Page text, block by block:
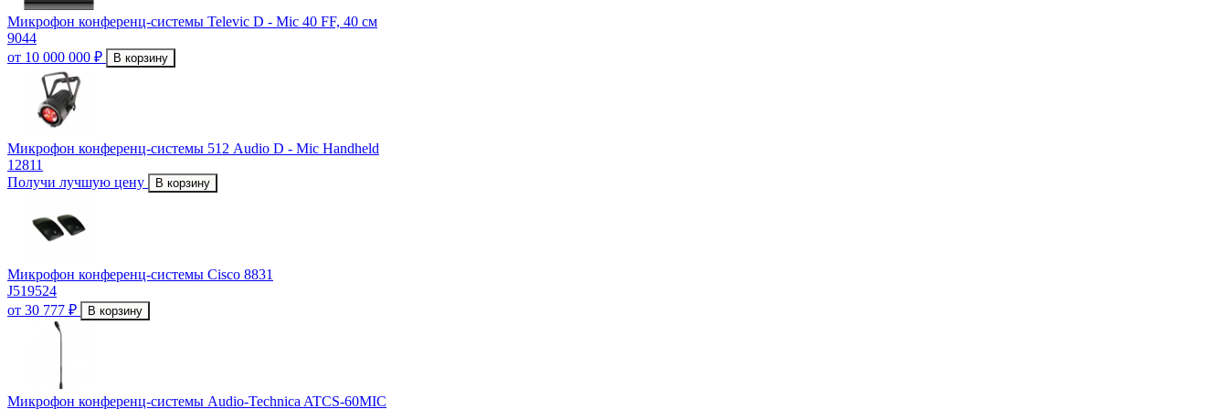
Микрофон конференц-системы Televic D - Mic 40 FF, 40 см
9044
от 10 000 000 ₽
В корзину
Микрофон конференц-системы 512 Audio D - Mic Handheld
12811
Получи лучшую цену
В корзину
Микрофон конференц-системы Cisco 8831
J519524
от 30 777 ₽
В корзину
Микрофон конференц-системы Audio-Technica ATCS-60MIC